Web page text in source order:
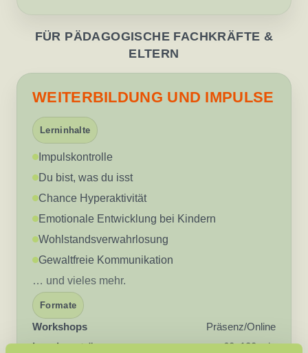
FÜR PÄDAGOGISCHE FACHKRÄFTE &
ELTERN
WEITERBILDUNG UND IMPULSE
Lerninhalte
Impulskontrolle
Du bist, was du isst
Chance Hyperaktivität
Emotionale Entwicklung bei Kindern
Wohlstandsverwahrlosung
Gewaltfreie Kommunikation
… und vieles mehr.
Formate
Workshops
Präsenz/Online
Impulsvorträge
60–120 min